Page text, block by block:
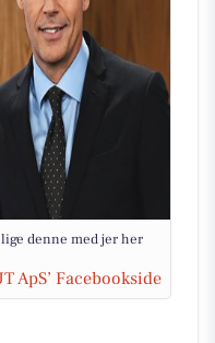
denne med jer her
ApS’ Facebookside